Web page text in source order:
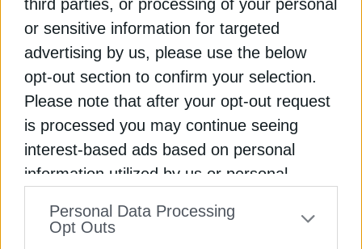
third parties, or processing of your personal
or sensitive information for targeted
advertising by us, please use the below
opt-out section to confirm your selection.
Please note that after your opt-out request
is processed you may continue seeing
interest-based ads based on personal
information utilized by us or personal
to your opt-out. You may separately opt-out
Personal Data Processing
Opt Outs
ΕΠΙΧΕΙΡΗΣΕΙΣ
ΕΥΑΘ: Άλμα 31,6% στα καθαρά κέρδη –
Στα 7,7 εκατ. ευρώ το 2025
29 Απριλίου 2026